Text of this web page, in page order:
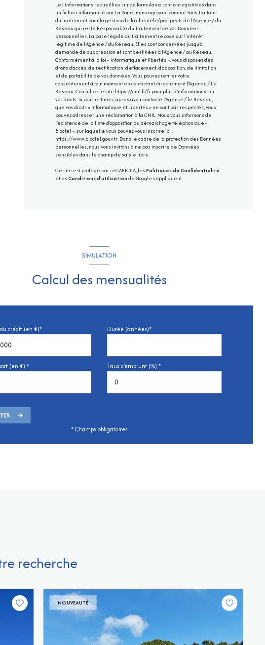
Les informations recueillies sur ce formulaire sont enregistrées dans
un fichier informatisé par La Boite Immo agissant comme Sous-traitant
du traitement pour la gestion de la clientèle/prospects de l'Agence / du
Réseau qui reste Responsable du Traitement de vos Données
personnelles. La base légale du traitement repose sur l'intérêt
légitime de l'Agence / du Réseau. Elles sont conservées jusqu'à
demande de suppression et sont destinées à l'Agence / au Réseau.
Conformément à la loi « informatique et libertés », vous disposez des
droits d’accès, de rectification, d’effacement, d’opposition, de limitation
et de portabilité de vos données. Vous pouvez retirer votre
consentement à tout moment en contactant directement l’Agence / Le
Réseau. Consultez le site https://cnil.fr/frpour plus d’informations sur
vos droits. Si vous estimez, après avoir contacté l'Agence / le Réseau,
que vos droits « Informatique et Libertés » ne sont pas respectés, vous
pouvez adresser une réclamation à la CNIL. Nous vous informons de
l’existence de la liste d'opposition au démarchage téléphonique «
Bloctel », sur laquelle vous pouvez vous inscrire ici :
https://www.bloctel.gouv.fr. Dans le cadre de la protection des Données
personnelles, nous vous invitons à ne pas inscrire de Données
sensibles dans le champ de saisie libre.
Ce site est protégé par reCAPTCHA, les Politiques de Confidentialité
et es Conditions d'utilisation de Google s'appliquent.
SIMULATION
Calcul des mensualités
crédit (en €)* Durée (années)*
(en €) * Taux d'emprunt (%) *
* Champs obligatoires
recherche
NOUVEAUTÉ